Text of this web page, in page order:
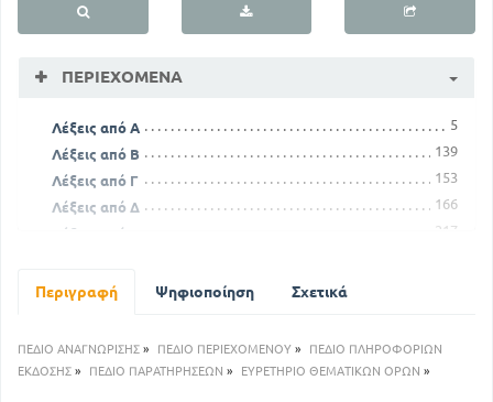
ΠΕΡΙΕΧΌΜΕΝΑ
Λέξεις από Α
5
Λέξεις από Β
139
Λέξεις από Γ
153
Λέξεις από Δ
166
Λέξεις από Ε
217
Λέξεις από Η
Λέξεις από Κ
Περιγραφή Ψηφιοποίηση Σχετικά
ΠΕΔΙΟ ΑΝΑΓΝΩΡΙΣΗΣ » ΠΕΔΙΟ ΠΕΡΙΕΧΟΜΕΝΟΥ »
ΠΕΔΙΟ ΠΛΗΡΟΦΟΡΙΩΝ
ΕΚΔΟΣΗΣ » ΠΕΔΙΟ ΠΑΡΑΤΗΡΗΣΕΩΝ » ΕΥΡΕΤΗΡΙΟ ΘΕΜΑΤΙΚΩΝ ΟΡΩΝ »